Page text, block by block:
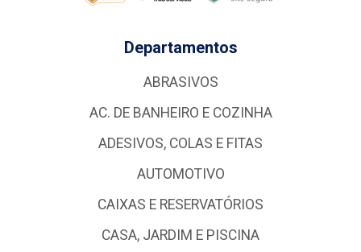
Departamentos
ABRASIVOS
AC. DE BANHEIRO E COZINHA
ADESIVOS, COLAS E FITAS
AUTOMOTIVO
CAIXAS E RESERVATÓRIOS
CASA, JARDIM E PISCINA